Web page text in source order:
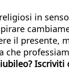
in
il
che
Iscriviti